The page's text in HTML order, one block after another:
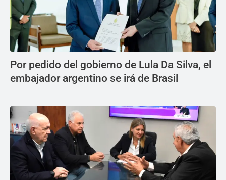
Por pedido del gobierno de Lula Da Silva, el
embajador argentino se irá de Brasil